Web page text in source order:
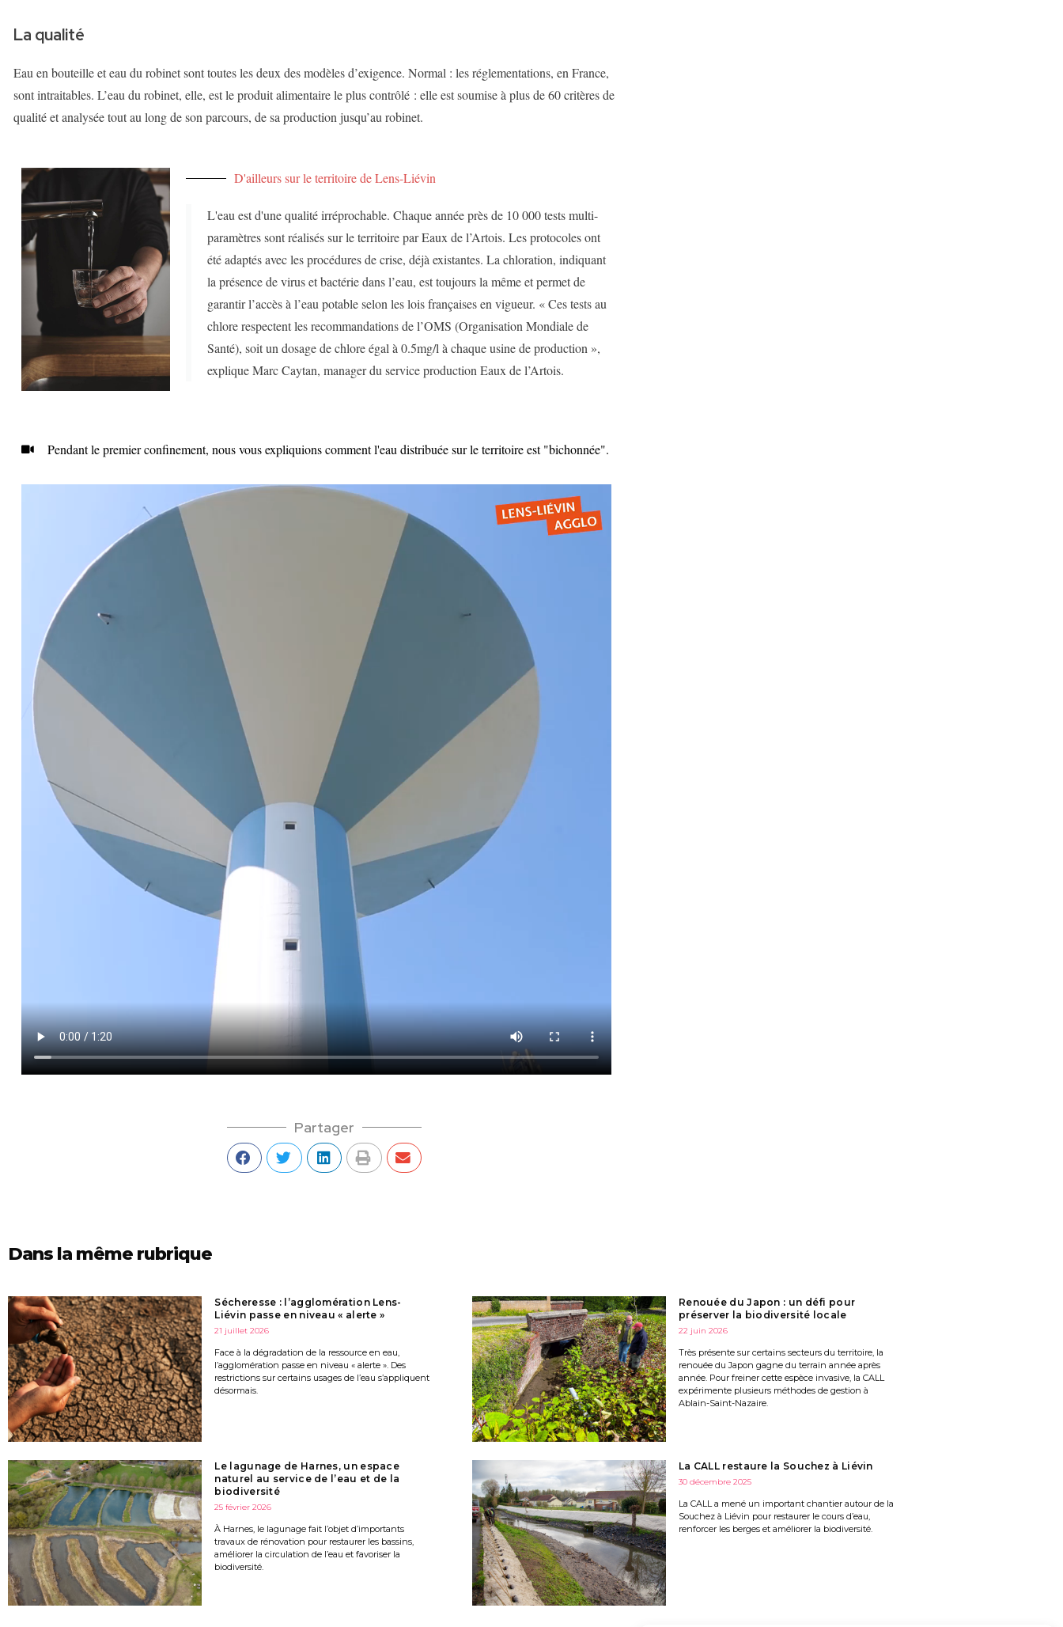
La qualité
Eau en bouteille et eau du robinet sont toutes les deux des modèles d’exigence. Normal : les réglementations, en France,
sont intraitables. L’eau du robinet, elle, est le produit alimentaire le plus contrôlé : elle est soumise à plus de 60 critères de
qualité et analysée tout au long de son parcours, de sa production jusqu’au robinet.
D'ailleurs sur le territoire de Lens-Liévin
L'eau est d'une qualité irréprochable. Chaque année près de 10 000 tests multi-
paramètres sont réalisés sur le territoire par Eaux de l’Artois. Les protocoles ont
été adaptés avec les procédures de crise, déjà existantes. La chloration, indiquant
la présence de virus et bactérie dans l’eau, est toujours la même et permet de
garantir l’accès à l’eau potable selon les lois françaises en vigueur. « Ces tests au
chlore respectent les recommandations de l’OMS (Organisation Mondiale de
Santé), soit un dosage de chlore égal à 0.5mg/l à chaque usine de production »,
explique Marc Caytan, manager du service production Eaux de l’Artois.
Pendant le premier confinement, nous vous expliquions comment l'eau distribuée sur le territoire est "bichonnée".
Partager
Dans la même rubrique
Sécheresse : l’agglomération Lens-
Liévin passe en niveau « alerte »
21 juillet 2026
Face à la dégradation de la ressource en eau,
l’agglomération passe en niveau « alerte ». Des
restrictions sur certains usages de l’eau s’appliquent
désormais.
Renouée du Japon : un défi pour
préserver la biodiversité locale
22 juin 2026
Très présente sur certains secteurs du territoire, la
renouée du Japon gagne du terrain année après
année. Pour freiner cette espèce invasive, la CALL
expérimente plusieurs méthodes de gestion à
Ablain-Saint-Nazaire.
Le lagunage de Harnes, un espace
naturel au service de l’eau et de la
biodiversité
25 février 2026
À Harnes, le lagunage fait l’objet d’importants
travaux de rénovation pour restaurer les bassins,
améliorer la circulation de l’eau et favoriser la
biodiversité.
La CALL restaure la Souchez à Liévin
30 décembre 2025
La CALL a mené un important chantier autour de la
Souchez à Liévin pour restaurer le cours d’eau,
renforcer les berges et améliorer la biodiversité.